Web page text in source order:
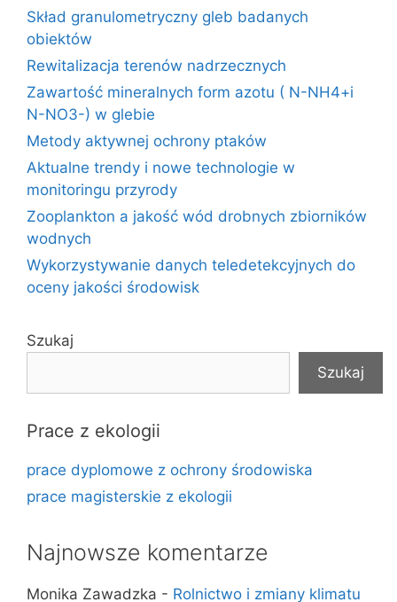
Skład granulometryczny gleb badanych
obiektów
Rewitalizacja terenów nadrzecznych
Zawartość mineralnych form azotu ( N-NH4+i
N-NO3-) w glebie
Metody aktywnej ochrony ptaków
Aktualne trendy i nowe technologie w
monitoringu przyrody
Zooplankton a jakość wód drobnych zbiorników
wodnych
Wykorzystywanie danych teledetekcyjnych do
oceny jakości środowisk
Szukaj
Szukaj
Prace z ekologii
prace dyplomowe z ochrony środowiska
prace magisterskie z ekologii
Najnowsze komentarze
Monika Zawadzka - Rolnictwo i zmiany klimatu